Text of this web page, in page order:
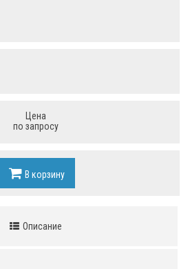
Цена
по запросу
В корзину
Описание